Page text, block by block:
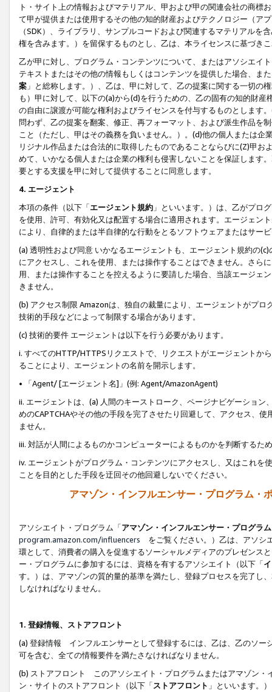
ト・サイト上の情報およびマテリアル、甲および甲の関連会社の商
て甲が提供または使用するその他の知的財産およびテクノロジー（ア
（SDK）、ライブラリ、サンプルコードおよび関連するマテリアル
権を含みます。）を留保するものとし、乙は、本ライセンスに基づき
乙が甲に対し、プログラム・コンテンツについて、またはアソシエイ
テキストまたはその他の情報もしくはコンテンツを提供した場合、ま
案 」と総称します。）、乙は、甲に対して、乙の提案に関する一切
も）甲に対して、以下の(a)から(d)を行うための、乙の固有の知的財
の自由に譲渡が可能な権利およびライセンスを付与するものとします
問わず、乙の提案を翻案、修正、再フォーマット、および派生作品を
こと（ただし、甲はその義務を負いません。）。(d)他の個人または
リジナル作品または合法的に取得したものであることならびに(Z)甲
めて、いかなる個人または企業の権利も侵害しないことを保証します
要とする支援を甲に対して提供することに同意します。
4. エージェント
本項の条件（以下「エージェント規約 」といいます。）は、乙がプロ
を使用、許可、有効化又は配置する場合に適用されます。エージェン
により、自律的または半自律的な行動をとるソフトウェアまたはサー
(a) 透明性および同意 いかなるエージェントも、エージェント規約の
にアクセスし、これを使用、または操作することはできません。さら
用、または操作することを控えるように要請した場合、当該エージェ
きません。
(b) アクセス制限 Amazonは、独自の裁量により、エージェントがプ
技術的手段などによって制限する場合があります。
(c) 技術的要件 エージェントは以下を行う必要があります。
i. すべてのHTTP/HTTPSリクエストで、リクエストがエージェントか
ることにより、エージェントの名前を開示します。
• 「Agent/ [エージェント名]」(例: Agent/AmazonAgent)
ii. エージェントは、(a) 人間のキーストローク、ページナビゲーショ
めのCAPTCHAやその他の手段を完了させたり回避して、アクセス、
ません。
iii. 対話が人間によるものかコンピューターによるものかを判断するた
iv. エージェントがプログラム・コンテンツにアクセスし、又はこれ
ことを目的とした手段を迂回その他回避しないでください。
アマゾン・インフルエンサー・プログラム・
アソシエイト・プログラム「アマゾン・インフルエンサー・プログラム
program.amazon.com/influencers をご覧ください。）乙は、アソシ
環として、消費者の購入を促進するソーシャルメディアのプレゼンス
ー・プログラムに参加するには、資格を有するアソシエイト（以下「
す。）は、アマゾンの質的量的基準を満たし、登録プロセスを完了し、
しなければなりません。
1. 登録情報、ストアフロント
(a) 登録情報 インフルエンサーとして登録するには、乙は、乙のソー
可を含む、全ての情報要件を満たさなければなりません。
(b) ストアフロント このアソシエイト・プログラムまたはアマゾン・
ン・サイトのストアフロント（以下「ストアフロント 」といいます。